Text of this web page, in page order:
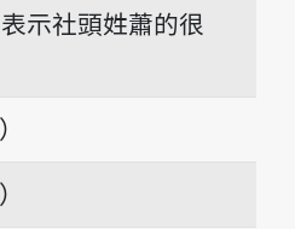
示社頭姓蕭的很